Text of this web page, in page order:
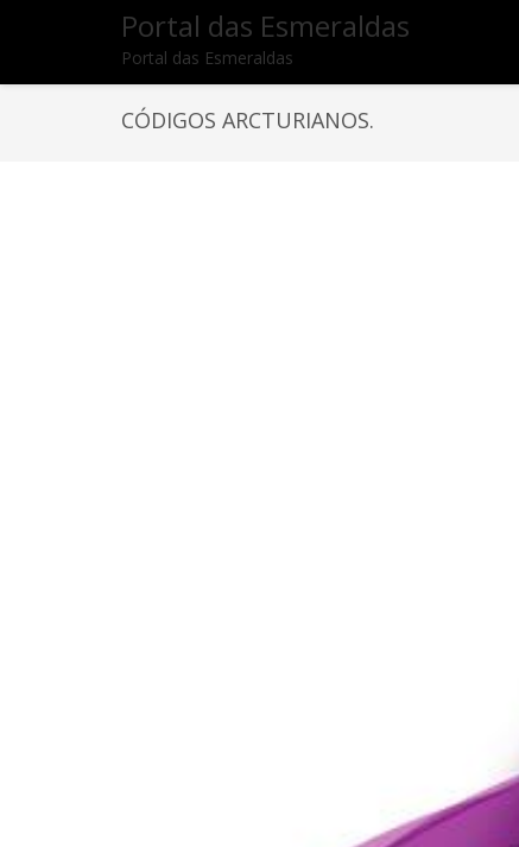
Portal das Esmeraldas
Portal das Esmeraldas
CÓDIGOS ARCTURIANOS.